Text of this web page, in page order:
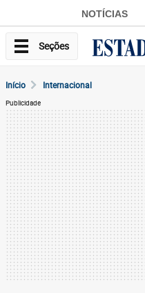
NOTÍCIAS
Seções
Início Internacional
Publicidade